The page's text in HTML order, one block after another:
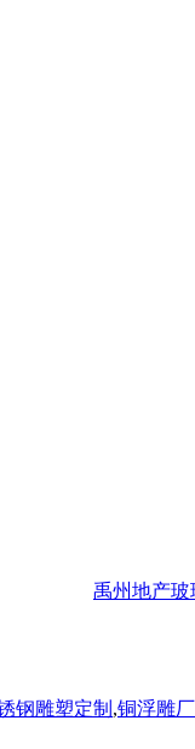
禹州地产玻
钢雕塑定制 ,铜浮雕